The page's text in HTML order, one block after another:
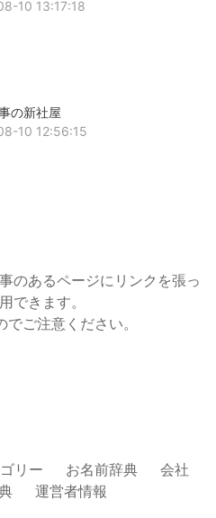
10 13:17:18
の新社屋
10 12:56:15
のあるページにリンクを張っ
できます。
ご注意ください。
リー お名前辞典
会社
運営者情報